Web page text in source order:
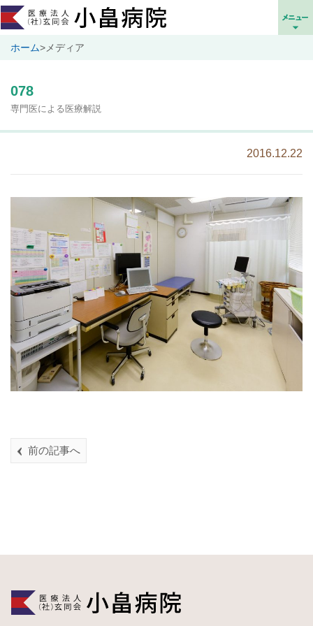
ホーム> メディア
078
専門医による医療解説
2016.12.22
前の記事へ